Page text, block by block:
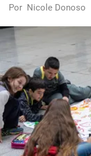
Por Nicole Donoso